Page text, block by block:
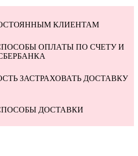
КЛИЕНТАМ
ОПЛАТЫ ПО СЧЕТУ И
ЗАСТРАХОВАТЬ ДОСТАВКУ
ДОСТАВКИ